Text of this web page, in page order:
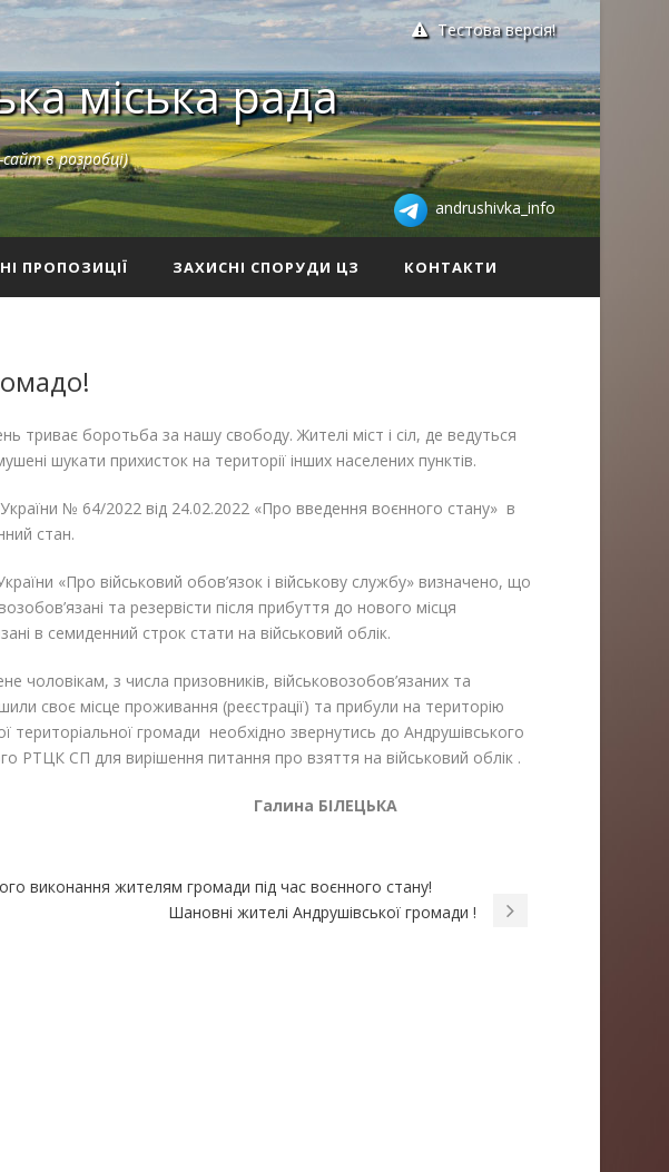
Тестова версія!
міська рада
в розробці)
andrushivka_info
ПРОПОЗИЦІЇ ЗАХИСНІ СПОРУДИ ЦЗ КОНТАКТИ
триває боротьба за нашу свободу. Жителі міст і сіл, де ведуться
шукати прихисток на території інших населених пунктів.
№ 64/2022 від 24.02.2022 «Про введення воєнного стану» в
стан.
«Про військовий обов’язок і військову службу» визначено, що
та резервісти після прибуття до нового місця
в семиденний строк стати на військовий облік.
чоловікам, з числа призовників, військовозобов’язаних та
своє місце проживання (реєстрації) та прибули на територію
територіальної громади необхідно звернутись до Андрушівського
РТЦК СП для вирішення питання про взяття на військовий облік .
Галина БІЛЕЦЬКА
виконання жителям громади під час воєнного стану!
Шановні жителі Андрушівської громади !